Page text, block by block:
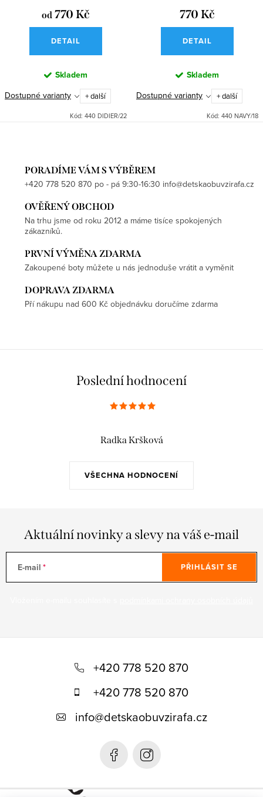
od 770 Kč
DETAIL
Skladem
Dostupné varianty
+ další
Kód: 440 DIDIER/22
770 Kč
DETAIL
Skladem
Dostupné varianty
+ další
Kód: 440 NAVY/18
PORADÍME VÁM S VÝBĚREM
+420 778 520 870 po - pá 9:30-16:30 info@detskaobuvzirafa.cz
OVĚŘENÝ OBCHOD
Na trhu jsme od roku 2012 a máme tisíce spokojených
zákazníků.
PRVNÍ VÝMĚNA ZDARMA
Zakoupené boty můžete u nás jednoduše vrátit a vyměnit
DOPRAVA ZDARMA
Pří nákupu nad 600 Kč objednávku doručíme zdarma
Poslední hodnocení
VŠECHNA HODNOCENÍ
Radka Kršková
Aktuální novinky a slevy na váš e-mail
E-mail PŘIHLÁSIT SE
+420 778 520 870
+420 778 520 870
info@detskaobuvzirafa.cz